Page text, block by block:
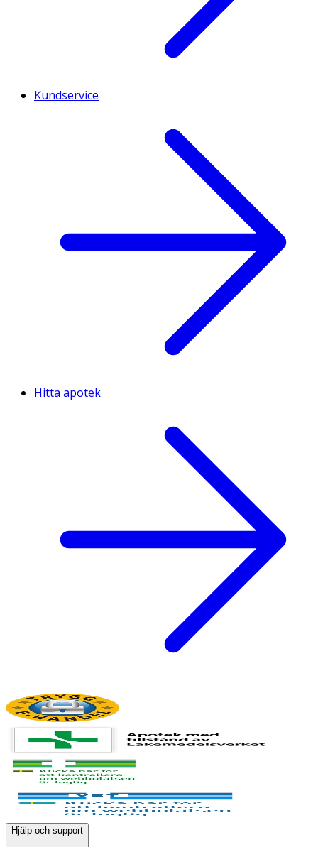
Kundservice
Hitta apotek
Hjälp och support